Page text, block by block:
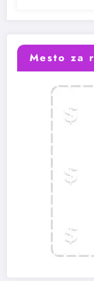
Mesto za